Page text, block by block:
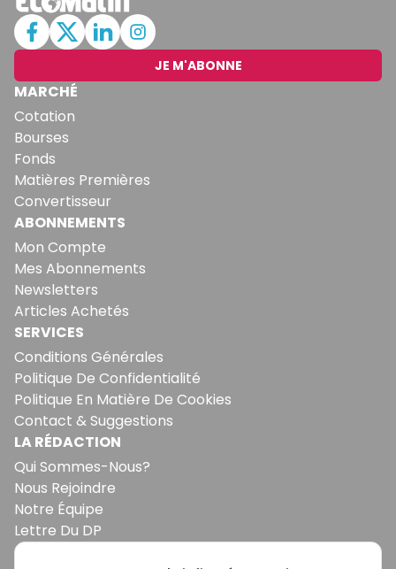
JE M'ABONNE
MARCHÉ
Cotation
Bourses
Fonds
Matières Premières
Convertisseur
ABONNEMENTS
Mon Compte
Mes Abonnements
Newsletters
Articles Achetés
SERVICES
Conditions Générales
Politique De Confidentialité
Politique En Matière De Cookies
Contact & Suggestions
LA RÉDACTION
Qui Sommes-Nous?
Nous Rejoindre
Notre Équipe
Lettre Du DP